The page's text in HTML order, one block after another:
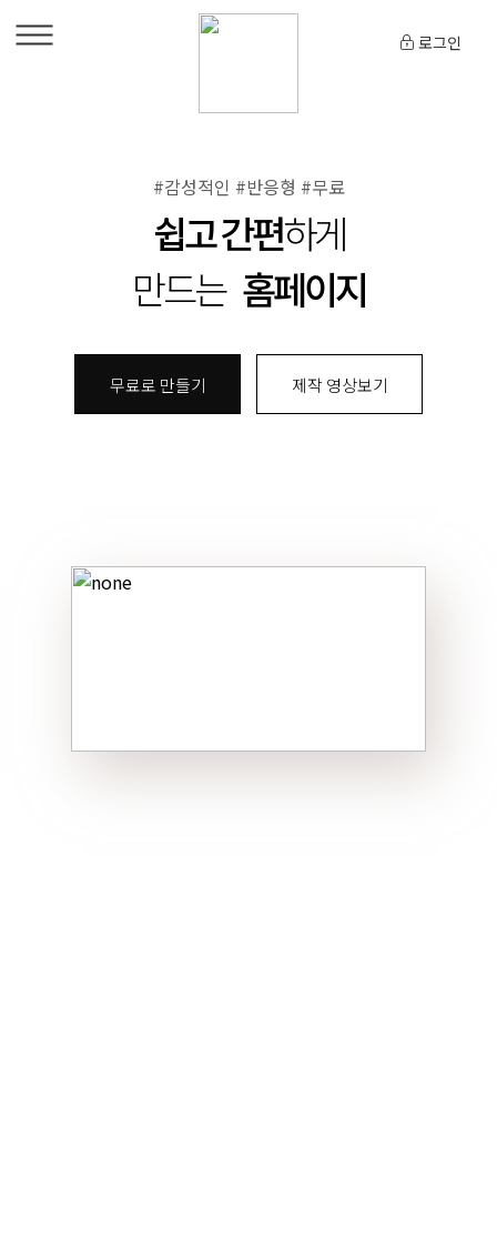
로그인
#감성적인 #반응형 #무료
쉽고 간편하게
만드는 홈페이지
무료로 만들기 제작 영상보기